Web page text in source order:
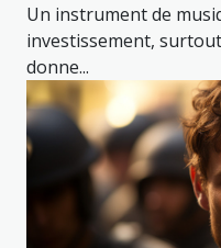
Un instrument de
investissement,
donne...